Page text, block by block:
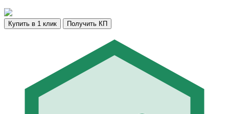
Купить в 1 клик Получить КП